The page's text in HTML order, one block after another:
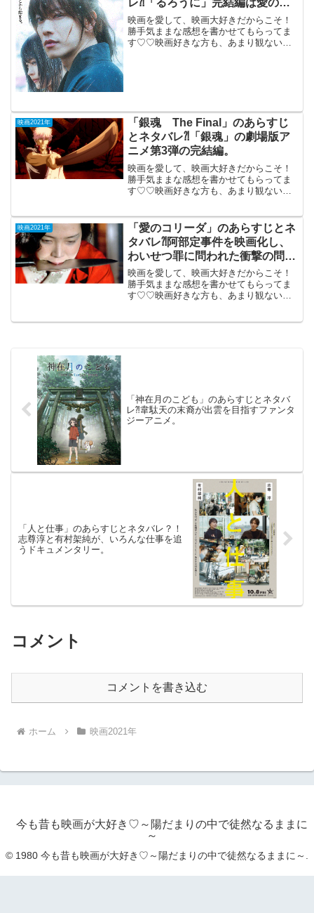
レ⁈「るろうに」完結編は愛の物
語。
映画を愛して、映画大好きだからこそ！
勝手気ままな感想を書かせてもらってま
す♡♡映画好きな方も、あまり観ない方
映画2021年
「銀魂 The Final」のあらすじ
とネタバレ⁈「銀魂」の劇場版ア
ニメ第3弾の完結編。
映画を愛して、映画大好きだからこそ！
勝手気ままな感想を書かせてもらってま
す♡♡映画好きな方も、あまり観ない方
分）「銀魂」の劇場版アニメ第3弾...
映画2021年
「愛のコリーダ」のあらすじとネ
タバレ⁈阿部定事件を映画化し、
わいせつ罪に問われた衝撃の問題
作。
映画を愛して、映画大好きだからこそ！
勝手気ままな感想を書かせてもらってま
す♡♡映画好きな方も、あまり観ない方
「神在月のこども」のあらすじとネタバ
レ⁈韋駄天の末裔が出雲を目指すファンタ
ジーアニメ。
「人と仕事」のあらすじとネタバレ？！
志尊淳と有村架純が、いろんな仕事を追
うドキュメンタリー。
コメント
コメントを書き込む
ホーム 映画2021年
今も昔も映画が大好き♡～陽だまりの中で徒然なるままに
～
© 1980 今も昔も映画が大好き♡～陽だまりの中で徒然なるままに～.